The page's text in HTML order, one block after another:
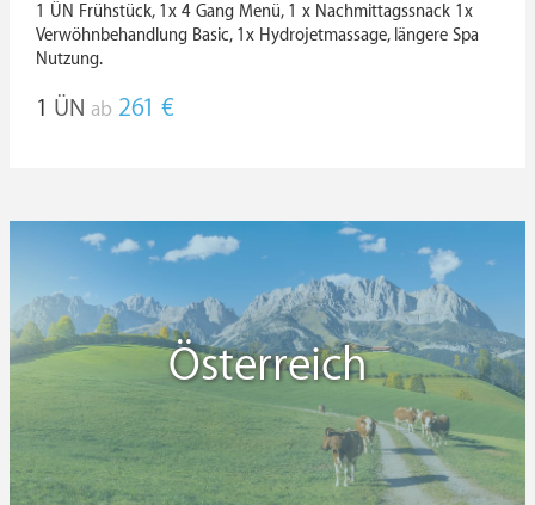
1 ÜN Frühstück, 1x 4 Gang Menü, 1 x Nachmittagssnack 1x
Verwöhnbehandlung Basic, 1x Hydrojetmassage, längere Spa
Nutzung.
1 ÜN ab 261 €
Österreich